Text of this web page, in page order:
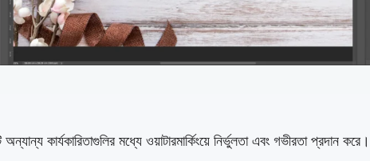
কার্যকারিতাগুলির মধ্যে ওয়াটারমার্কিংয়ে নির্ভুলতা এবং গভীরতা প্রদান করে।